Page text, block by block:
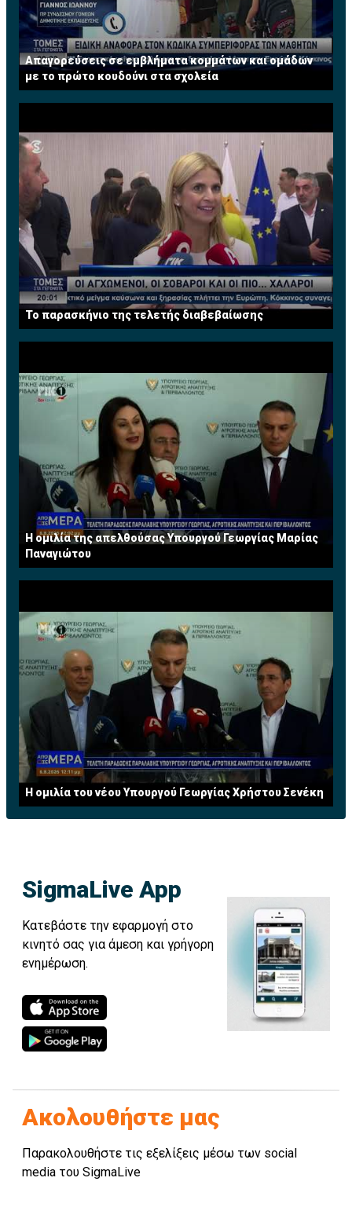
Απαγορεύσεις σε εμβλήματα κομμάτων και ομάδων
με το πρώτο κουδούνι στα σχολεία
Το παρασκήνιο της τελετής διαβεβαίωσης
Η ομιλία της απελθούσας Υπουργού Γεωργίας Μαρίας
Παναγιώτου
Η ομιλία του νέου Υπουργού Γεωργίας Χρήστου Σενέκη
SigmaLive App
Κατεβάστε την εφαρμογή στο
κινητό σας για άμεση και γρήγορη
ενημέρωση.
Ακολουθήστε μας
Παρακολουθήστε τις εξελίξεις μέσω των social
media του SigmaLive